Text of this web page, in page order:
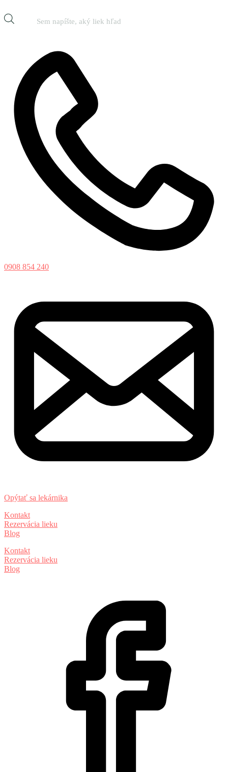
0908 854 240
Opýtať sa lekárnika
Kontakt
Rezervácia lieku
Blog
Kontakt
Rezervácia lieku
Blog